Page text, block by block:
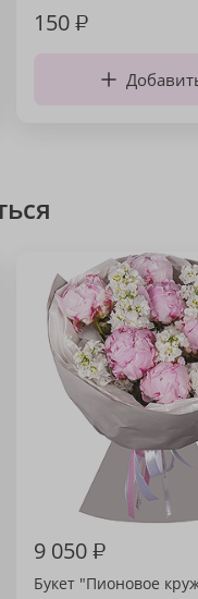
150₽
9 050₽
Букет "Пионовое